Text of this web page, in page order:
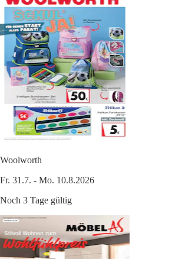
Woolworth
Fr. 31.7. - Mo. 10.8.2026
Noch 3 Tage gültig